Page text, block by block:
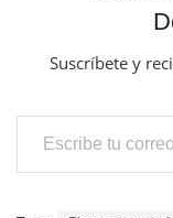
Suscríbete y
Escribe tu correo electrónico…